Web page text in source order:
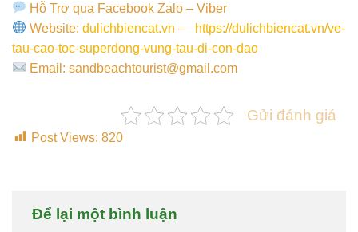
Hỗ Trợ qua Facebook Zalo – Viber
Website:dulichbiencat.vn – https://dulichbiencat.vn/ve-
tau-cao-toc-superdong-vung-tau-di-con-dao
Email: sandbeachtourist@gmail.com
Gửi đánh giá
Post Views: 820
Để lại một bình luận